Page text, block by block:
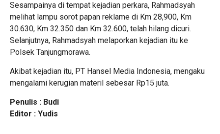
Sesampainya di tempat kejadian perkara, Rahmadsyah
melihat lampu sorot papan reklame di Km 28,900, Km
30.630, Km 32.350 dan Km 32.600, telah hilang dicuri.
Selanjutnya, Rahmadsyah melaporkan kejadian itu ke
Polsek Tanjungmorawa.
Akibat kejadian itu, PT Hansel Media Indonesia, mengaku
mengalami kerugian materil sebesar Rp15 juta.
Penulis : Budi
Editor : Yudis